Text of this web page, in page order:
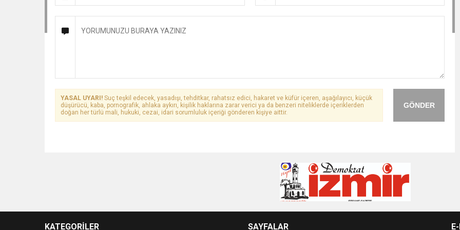
GÖNDER
YASAL UYARI! Suç teşkil edecek, yasadışı, tehditkar, rahatsız edici, hakaret ve küfür içeren, aşağılayıcı, küçük
düşürücü, kaba, pornografik, ahlaka aykırı, kişilik haklarına zarar verici ya da benzeri niteliklerde içeriklerden
doğan her türlü mali, hukuki, cezai, idari sorumluluk içeriği gönderen kişiye aittir.
KATEGORİLER SAYFALAR